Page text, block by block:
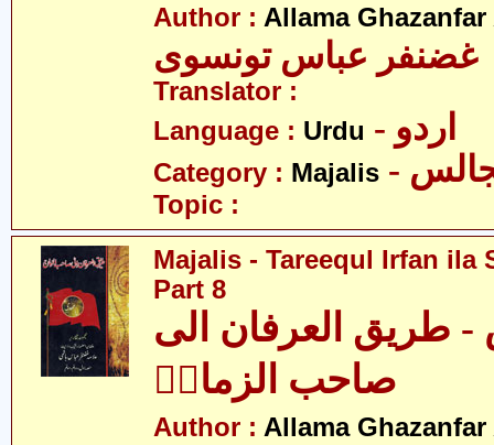
Author : Allama
غضنفر عباس تونسوی
Translator :
Language : Urdu - اردو
Category : Majalis
Topic :
Majalis - Tareequl Irfan ila
Part 8
طریق العرفان الی
صاحب الزمانؑ
Author : Allama